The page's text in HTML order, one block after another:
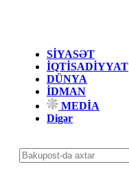
SİYASƏT
İQTİSADİYYAT
DÜNYA
İDMAN
MEDİA
Digər